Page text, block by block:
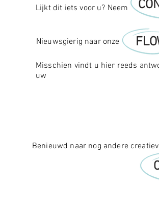
Lijkt dit iets voor u? Neem
Nieuwsgierig naar onze
Misschien vindt u hier reeds
uw
Benieuwd naar nog andere